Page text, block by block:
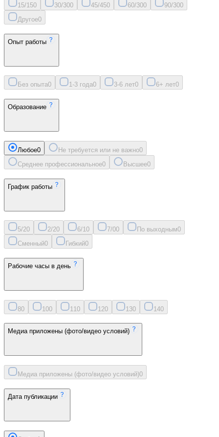
15/150 30/300 45/450 60/300 90/300
Другое0
Опыт работы
Без опыта0 1-3 года0 3-6 лет0 6+ лет0
Образование
Любое0 Не требуется или не важно0
Среднее профессиональное0 Высшее0
График работы
5/20 2/20 6/10 7/00 По выходным0
Сменный0 Гибкий0
Рабочие часы в день
80 100 11 0 120 130 140
Медиа приложены (фото/видео условий)
Медиа приложены (фото/видео условий)0
Дата публикации